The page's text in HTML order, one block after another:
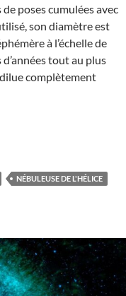
poses cumulées avec
son diamètre est
à l’échelle de
tout au plus
complètement
l’Hélice (NGC 7293)
NÉBULEUSE DE L'HÉLICE